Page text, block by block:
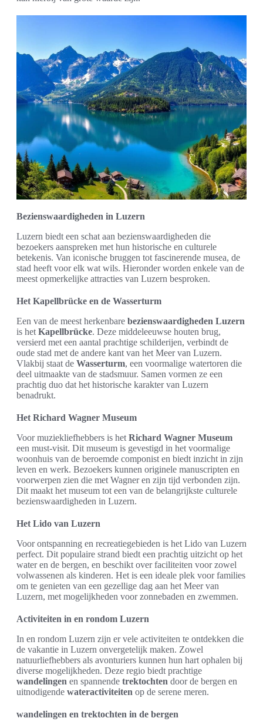
Bezienswaardigheden in Luzern
Luzern biedt een schat aan bezienswaardigheden die
bezoekers aanspreken met hun historische en culturele
betekenis. Van iconische bruggen tot fascinerende musea, de
stad heeft voor elk wat wils. Hieronder worden enkele van de
meest opmerkelijke attracties van Luzern besproken.
Het Kapellbrücke en de Wasserturm
Een van de meest herkenbare bezienswaardigheden Luzern
is het Kapellbrücke. Deze middeleeuwse houten brug,
versierd met een aantal prachtige schilderijen, verbindt de
oude stad met de andere kant van het Meer van Luzern.
Vlakbij staat de Wasserturm, een voormalige watertoren die
deel uitmaakte van de stadsmuur. Samen vormen ze een
prachtig duo dat het historische karakter van Luzern
benadrukt.
Het Richard Wagner Museum
Voor muziekliefhebbers is het Richard Wagner Museum
een must-visit. Dit museum is gevestigd in het voormalige
woonhuis van de beroemde componist en biedt inzicht in zijn
leven en werk. Bezoekers kunnen originele manuscripten en
voorwerpen zien die met Wagner en zijn tijd verbonden zijn.
Dit maakt het museum tot een van de belangrijkste culturele
bezienswaardigheden in Luzern.
Het Lido van Luzern
Voor ontspanning en recreatiegebieden is het Lido van Luzern
perfect. Dit populaire strand biedt een prachtig uitzicht op het
water en de bergen, en beschikt over faciliteiten voor zowel
volwassenen als kinderen. Het is een ideale plek voor families
om te genieten van een gezellige dag aan het Meer van
Luzern, met mogelijkheden voor zonnebaden en zwemmen.
Activiteiten in en rondom Luzern
In en rondom Luzern zijn er vele activiteiten te ontdekken die
de vakantie in Luzern onvergetelijk maken. Zowel
natuurliefhebbers als avonturiers kunnen hun hart ophalen bij
diverse mogelijkheden. Deze regio biedt prachtige
wandelingen en spannende trektochten door de bergen en
uitnodigende wateractiviteiten op de serene meren.
wandelingen en trektochten in de bergen